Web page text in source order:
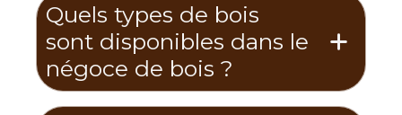
Quels types de bois
sont disponibles dans le
négoce de bois ?